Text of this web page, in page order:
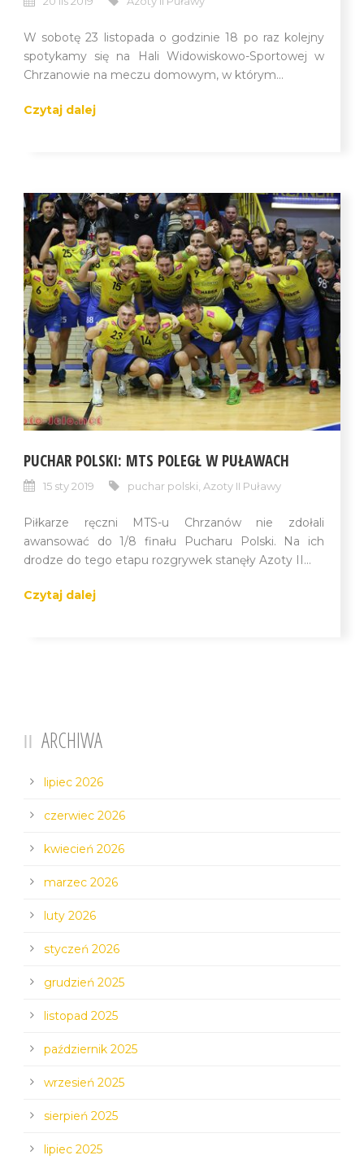
W sobotę 23 listopada o godzinie 18 po raz kolejny
spotykamy się na Hali Widowiskowo-Sportowej w
Chrzanowie na meczu domowym, w którym...
Czytaj dalej
PUCHAR POLSKI: MTS POLEGŁ W PUŁAWACH
15 sty 2019 puchar polski, Azoty II Puławy
Piłkarze ręczni MTS-u Chrzanów nie zdołali
awansować do 1/8 finału Pucharu Polski. Na ich
drodze do tego etapu rozgrywek stanęły Azoty II...
Czytaj dalej
ARCHIWA
lipiec 2026
czerwiec 2026
kwiecień 2026
marzec 2026
luty 2026
styczeń 2026
grudzień 2025
listopad 2025
październik 2025
wrzesień 2025
sierpień 2025
lipiec 2025